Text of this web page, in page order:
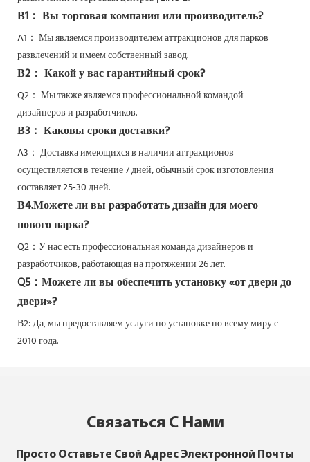
В1： Вы торговая компания или производитель?
A1： Мы являемся производителем аттракционов для парков
развлечений и имеем собственный завод.
В2： Какой у вас гарантийный срок?
Q2： Мы также являемся профессиональной командой
дизайнеров и разработчиков.
В3： Каковы сроки доставки?
A3： Доставка имеющихся в наличии аттракционов
осуществляется в течение 7 дней, обычный срок изготовления
составляет 25-30 дней.
В4.Можете ли вы разработать дизайн для моего
нового парка?
Q2： У нас есть профессиональная команда дизайнеров и
разработчиков, работающая на протяжении 26 лет.
Q5： Можете ли вы обеспечить установку «от двери до
двери»?
В2: Да,мы предоставляем услуги по установке по всему миру с
2010 года.
Связаться С Нами
Просто Оставьте Свой Адрес Электронной Почты